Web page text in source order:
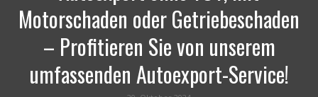
Motorschaden oder Getriebeschaden
– Profitieren Sie von unserem
umfassenden Autoexport-Service!